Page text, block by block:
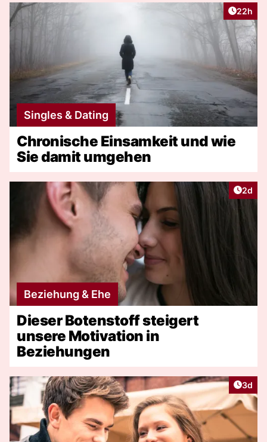
Artikel
22h
Singles & Dating
Chronische Einsamkeit und wie
Sie damit umgehen
2d
Beziehung & Ehe
Dieser Botenstoff steigert
unsere Motivation in
Beziehungen
3d